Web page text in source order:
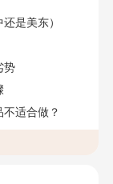
是美东）
势
适合做？